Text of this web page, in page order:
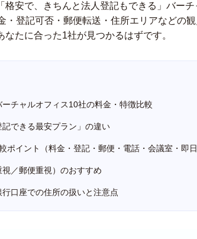
格安で、きちんと法人登記もできる」バー
・登記可否・郵便転送・住所エリアなどの
たに合った1社が見つかるはずです。
チャルオフィス10社の料金・特徴比較
記できる最安プラン」の違い
ポイント（料金・登記・郵便・電話・会議室・即
／郵便重視）のおすすめ
口座での住所の扱いと注意点